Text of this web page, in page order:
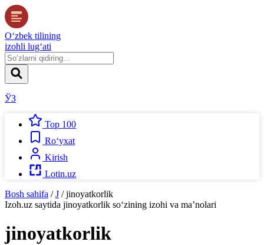
O‘zbek tilining
izohli lug‘ati
ЎЗ
Top 100
Ro‘yxat
Kirish
Lotin.uz
Bosh sahifa / J / jinoyatkorlik
Izoh.uz saytida jinoyatkorlik so‘zining izohi va ma’nolari
jinoyatkorlik